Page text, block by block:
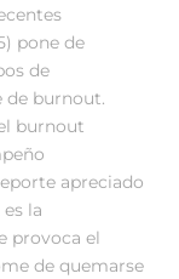
pone de
de
de burnout.
burnout
apreciado
la
provoca el
de quemarse